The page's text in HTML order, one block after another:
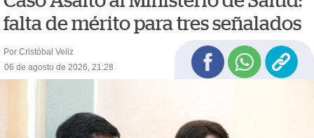
falta de mérito para tres señalados
Por Cristóbal Veliz
06 de agosto de 2026, 21:28